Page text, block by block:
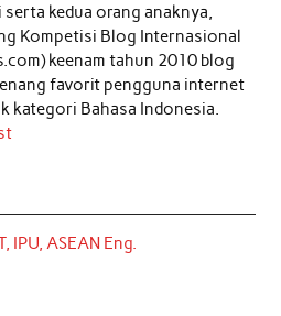
kedua orang anaknya,
Kompetisi Blog Internasional
keenam tahun 2010 blog
favorit pengguna internet
kategori Bahasa Indonesia.
IPU, ASEAN Eng.